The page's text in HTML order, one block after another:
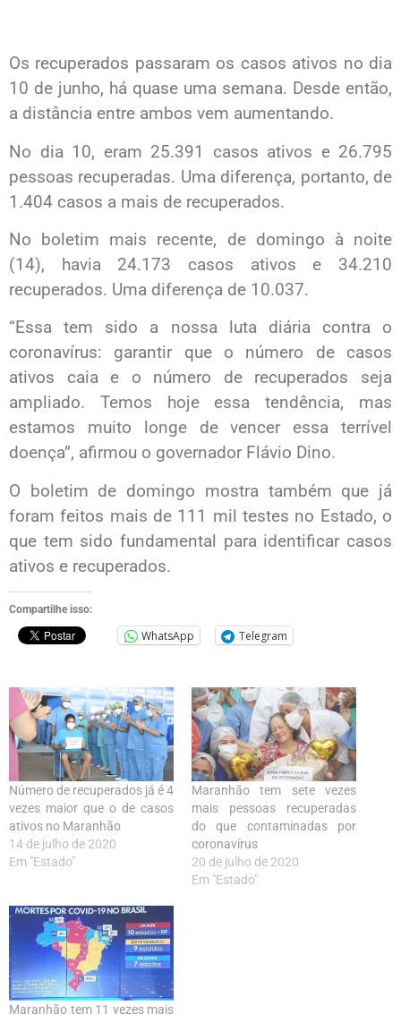
Os recuperados passaram os casos ativos no dia
10 de junho, há quase uma semana. Desde então,
a distância entre ambos vem aumentando.
No dia 10, eram 25.391 casos ativos e 26.795
pessoas recuperadas. Uma diferença, portanto, de
1.404 casos a mais de recuperados.
No boletim mais recente, de domingo à noite
(14), havia 24.173 casos ativos e 34.210
recuperados. Uma diferença de 10.037.
“Essa tem sido a nossa luta diária contra o
coronavírus: garantir que o número de casos
ativos caia e o número de recuperados seja
ampliado. Temos hoje essa tendência, mas
estamos muito longe de vencer essa terrível
doença”, afirmou o governador Flávio Dino.
O boletim de domingo mostra também que já
foram feitos mais de 111 mil testes no Estado, o
que tem sido fundamental para identificar casos
ativos e recuperados.
Compartilhe isso:
WhatsApp Telegram
Número de recuperados já é 4
vezes maior que o de casos
ativos no Maranhão
14 de julho de 2020
Em "Estado"
Maranhão tem sete vezes
mais pessoas recuperadas
do que contaminadas por
coronavírus
20 de julho de 2020
Em "Estado"
Maranhão tem 11 vezes mais